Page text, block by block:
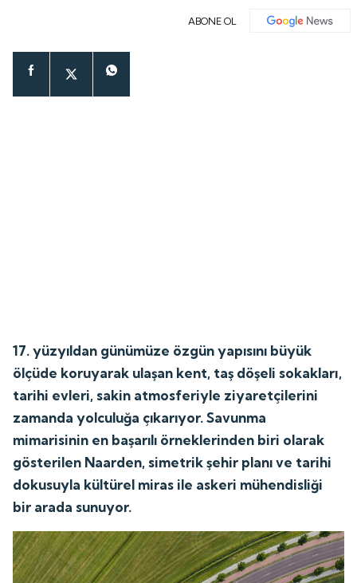
ABONE OL
17. yüzyıldan günümüze özgün yapısını büyük
ölçüde koruyarak ulaşan kent, taş döşeli sokakları,
tarihi evleri, sakin atmosferiyle ziyaretçilerini
zamanda yolculuğa çıkarıyor. Savunma
mimarisinin en başarılı örneklerinden biri olarak
gösterilen Naarden, simetrik şehir planı ve tarihi
dokusuyla kültürel miras ile askeri mühendisliği
bir arada sunuyor.